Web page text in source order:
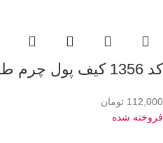
کد 1356 کیف پول چرم طبیعی جلو دوخت
112,000 تومان
فروخته شده